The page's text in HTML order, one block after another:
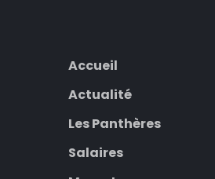
Accueil
Actualité
Les Panthères
Salaires